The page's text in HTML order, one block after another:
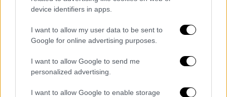
device identifiers in apps.
I want to allow my user data to be sent to
Google for online advertising purposes.
I want to allow Google to send me
personalized advertising.
I want to allow Google to enable storage
ηλικιωμένες σχετίζεται με διπλάσιο
Οι ερευνητές παρακολούθησαν για πέντε
χρόνια 733 γυναίκες, με μέση ηλικία τα 83
έτη που δεν είχαν ήπια γνωστική
εξασθένηση ή άνοια στην αρχή της μελέτης